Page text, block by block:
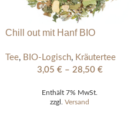
Chill out mit Hanf BIO
Tee, BIO-Logisch, Kräutertee
3,05 € – 28,50 €
Enthält 7% MwSt.
zzgl. Versand